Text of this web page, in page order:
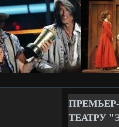
ТЕАТРУ